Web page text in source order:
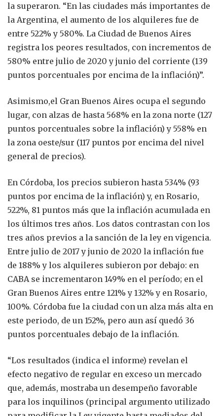
la superaron. “En las ciudades más importantes de
la Argentina, el aumento de los alquileres fue de
entre 522% y 580%. La Ciudad de Buenos Aires
registra los peores resultados, con incrementos de
580% entre julio de 2020 y junio del corriente (139
puntos porcentuales por encima de la inflación)”.
Asimismo,el Gran Buenos Aires ocupa el segundo
lugar, con alzas de hasta 568% en la zona norte (127
puntos porcentuales sobre la inflación) y 558% en
la zona oeste/sur (117 puntos por encima del nivel
general de precios).
En Córdoba, los precios subieron hasta 534% (93
puntos por encima de la inflación) y, en Rosario,
522%, 81 puntos más que la inflación acumulada en
los últimos tres años. Los datos contrastan con los
tres años previos a la sanción de la ley en vigencia.
Entre julio de 2017 y junio de 2020 la inflación fue
de 188% y los alquileres subieron por debajo: en
CABA se incrementaron 149% en el período; en el
Gran Buenos Aires entre 121% y 132% y en Rosario,
100%. Córdoba fue la ciudad con un alza más alta en
este periodo, de un 152%, pero aun así quedó 36
puntos porcentuales debajo de la inflación.
“Los resultados (indica el informe) revelan el
efecto negativo de regular en exceso un mercado
que, además, mostraba un desempeño favorable
para los inquilinos (principal argumento utilizado